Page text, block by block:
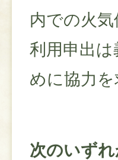
内での火
利用申出
めに協力を
次のいず